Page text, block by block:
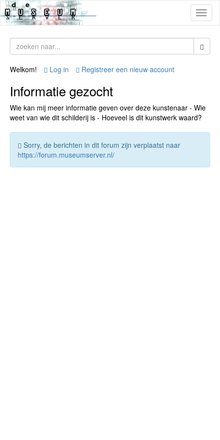
Welkom! Log in Registreer een nieuw account
Informatie gezocht
Wie kan mij meer informatie geven over deze kunstenaar - Wie
weet van wie dit schilderij is - Hoeveel is dit kunstwerk waard?
Sorry, de berichten in dit forum zijn verplaatst naar
https://forum.museumserver.nl/